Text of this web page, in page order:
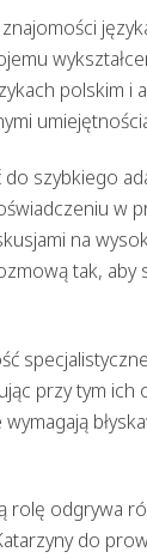
polskim i
szybkiego
w
na
tak, aby
przy tym ich
rolę odgrywa
do